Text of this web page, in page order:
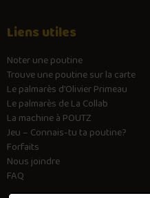
Liens utiles
Noter une poutine
Trouve une poutine sur la carte
Le palmarès d’Olivier Primeau
Le palmarès de La Collab
La machine à POUTZ
Jeu – Connais-tu ta poutine?
Forfaits
Nous joindre
FAQ